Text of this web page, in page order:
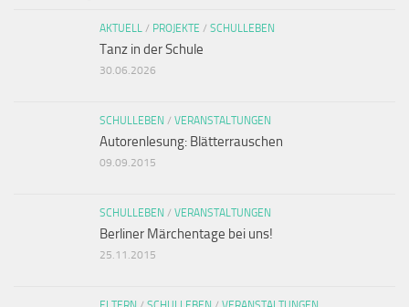
AKTUELL / PROJEKTE / SCHULLEBEN
Tanz in der Schule
30.06.2026
SCHULLEBEN / VERANSTALTUNGEN
Autorenlesung: Blätterrauschen
09.09.2015
SCHULLEBEN / VERANSTALTUNGEN
Berliner Märchentage bei uns!
25.11.2015